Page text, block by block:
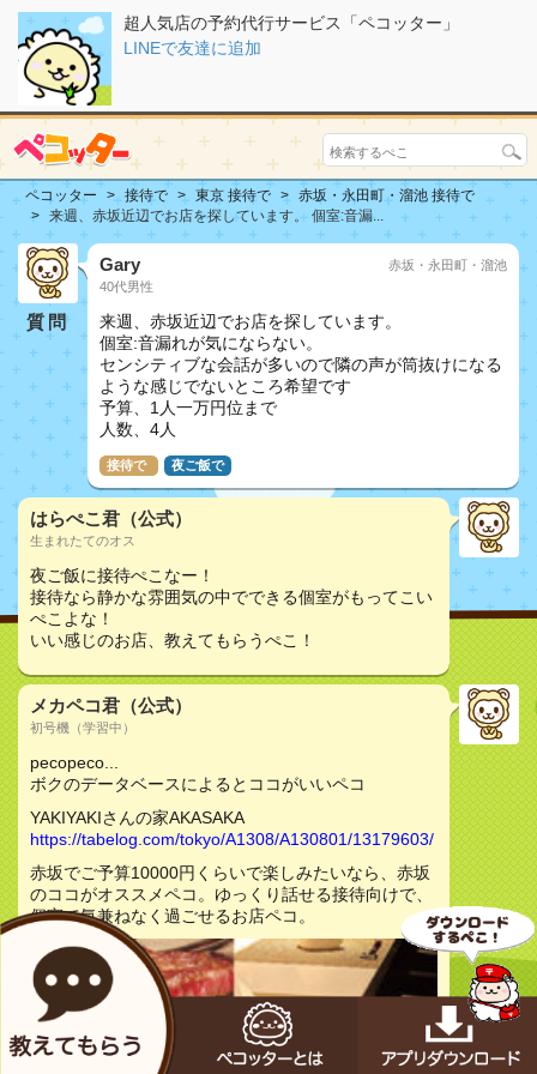
超人気店の予約代行サービス「ペコッター」
LINEで友達に追加
ペコッター 接待で 東京 接待で
赤坂・永田町・溜池 接待で
来週、赤坂近辺でお店を探しています。 個室:音漏...
質問
Gary
40代男性
赤坂・永田町・溜池
来週、赤坂近辺でお店を探しています。
個室:音漏れが気にならない。
センシティブな会話が多いので隣の声が筒抜けになる
ような感じでないところ希望です
予算、1人一万円位まで
人数、4人
接待で 夜ご飯で
はらぺこ君（公式）
生まれたてのオス
夜ご飯に接待ぺこなー！
接待なら静かな雰囲気の中でできる個室がもってこい
ぺこよな！
いい感じのお店、教えてもらうぺこ！
メカペコ君（公式）
初号機（学習中）
pecopeco...
ボクのデータベースによるとココがいいペコ
YAKIYAKIさんの家AKASAKA
https://tabelog.com/tokyo/A1308/A130801/13179603/
赤坂でご予算10000円くらいで楽しみたいなら、赤坂
のココがオススメペコ。ゆっくり話せる接待向けで、
個室で気兼ねなく過ごせるお店ペコ。